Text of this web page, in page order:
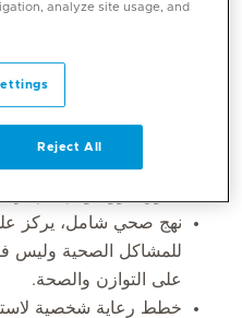
competencies
توفير رعاية شاملة
نهج صحي شامل، يركز
للمشاكل الصحية وليس
على التوازن والصحة.
خطط رعاية شخصية
analyze site usage, and
Reject All